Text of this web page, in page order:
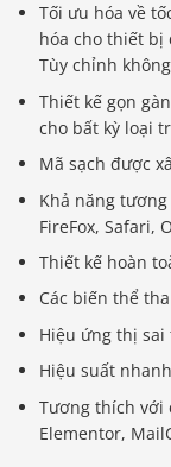
Tối ưu hóa về
hóa cho thiết bị
Tùy chỉnh
Thiết kế gọn
cho bất kỳ loại
Mã sạch được
Khả năng
FireFox, Safari,
Thiết kế hoàn
Các biến thể
Hiệu ứng thị
Hiệu suất
Tương thích với
Elementor,